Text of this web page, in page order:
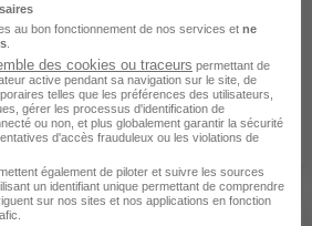
Formation
• Bureautique, Office • Commerce,
Personnel, Épanouissement •
Esthétique, Coiffure • Immobilier,
DATA, SIG • Management,
Direction
au bon fonctionnement de nos services et ne
des cookies ou traceurs permettant de
active pendant sa navigation sur le site, de
telles que les préférences des utilisateurs,
gérer les processus d'identification de
ou non, et plus globalement garantir la sécurité
d'accès frauduleux ou les violations de
également de piloter et suivre les sources
un identifiant unique permettant de comprendre
sur nos sites et nos applications en fonction